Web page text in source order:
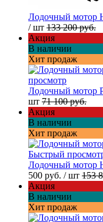
Лодочный мотор
/ шт 133 200 руб.
Акция
В наличии
Хит продаж
просмотр
Лодочный мотор
шт 71 100 руб.
Акция
В наличии
Хит продаж
Быстрый
Лодочный мотор
500 руб. / шт 153
Акция
В наличии
Хит продаж